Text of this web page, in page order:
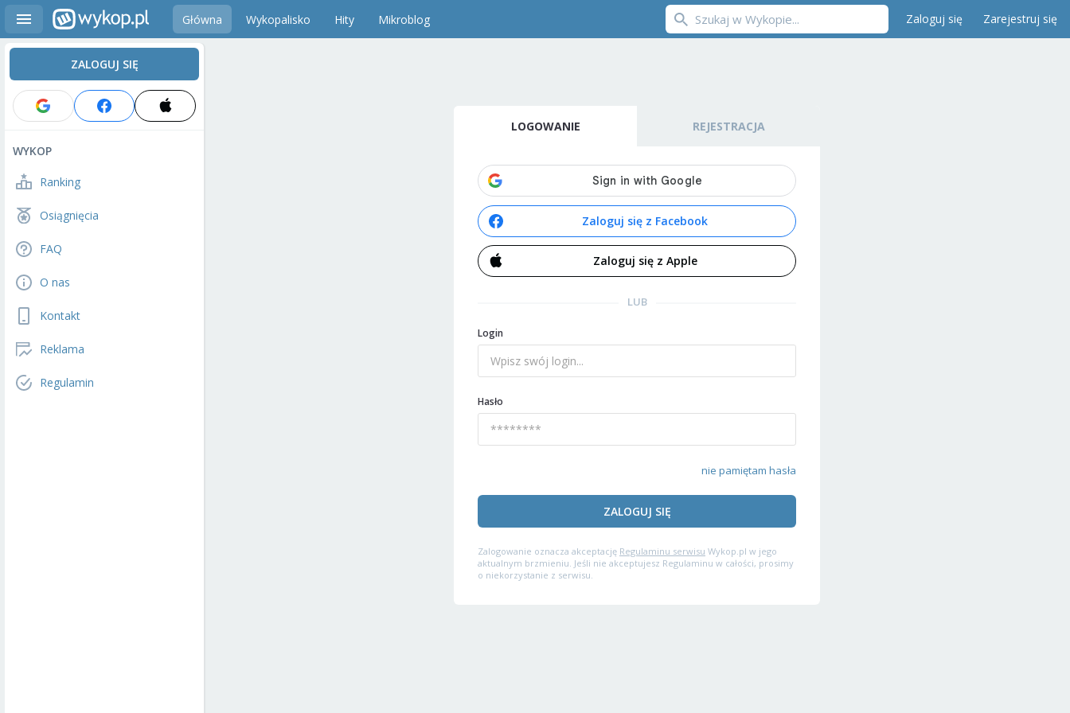
Główna Wykopalisko Hity Mikroblog Zaloguj się Zarejestruj się
ZALOGUJ SIĘ
WYKOP
Ranking
Osiągnięcia
FAQ
O nas
Kontakt
Reklama
Regulamin
LOGOWANIE REJESTRACJA
Zaloguj się z Facebook
Zaloguj się z Apple
LUB
Login
Hasło
nie pamiętam hasła
ZALOGUJ SIĘ
Zalogowanie oznacza akceptację Regulaminu serwisu Wykop.pl w jego
aktualnym brzmieniu. Jeśli nie akceptujesz Regulaminu w całości, prosimy
o niekorzystanie z serwisu.